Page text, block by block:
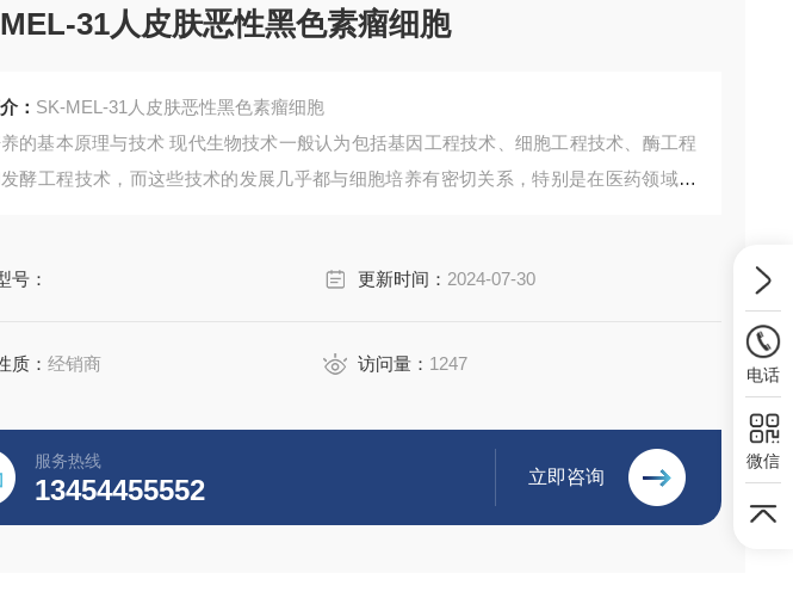
31人皮肤恶性黑色素瘤细胞
： SK-MEL-31人皮肤恶性黑色素瘤细胞
的基本原理与技术 现代生物技术一般认为包括基因工程技术、细胞工程技术、酶工程
酵工程技术，而这些技术的发展几乎都与细胞培养有密切关系，特别是在医药领域的
号： 更新时间： 2024-07-30
质：经销商 访问量： 1247
服务热线
13454455552 立即咨询
电话
微信